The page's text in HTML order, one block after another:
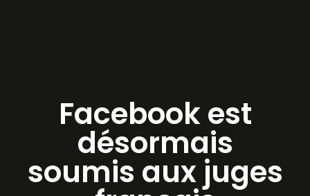
Facebook est
désormais
soumis aux juges